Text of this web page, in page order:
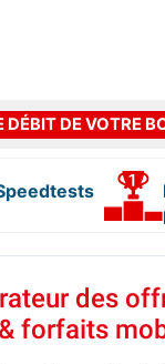
DÉBIT DE VOTRE
des
& forfaits